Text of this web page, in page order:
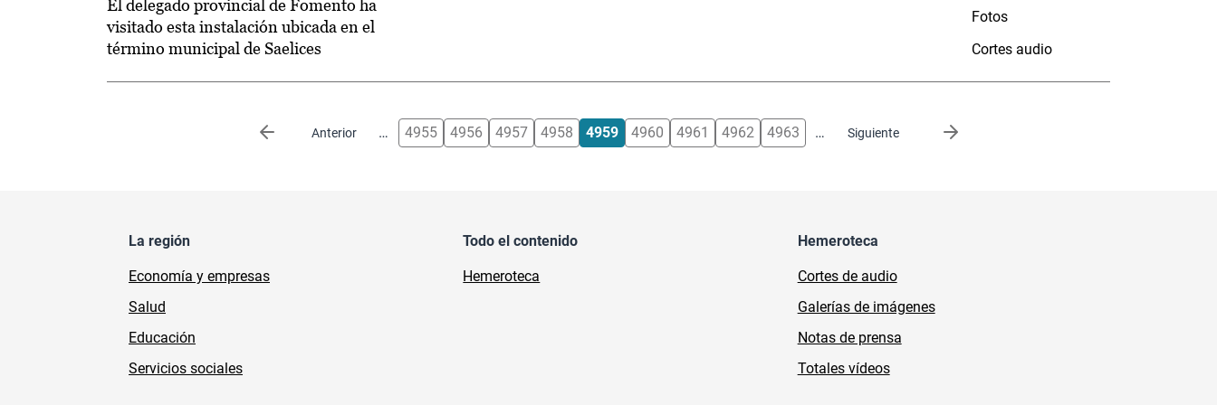
El delegado provincial de Fomento ha
visitado esta instalación ubicada en el
término municipal de Saelices
Fotos
Cortes audio
Anterior
Página anterior … 4955 4956 4957 4958 4959 4960 4961 4962 4963 … Siguiente
Siguiente página
La región
Economía y empresas
Salud
Educación
Servicios sociales
Todo el contenido
Hemeroteca
Hemeroteca
Cortes de audio
Galerías de imágenes
Notas de prensa
Totales vídeos